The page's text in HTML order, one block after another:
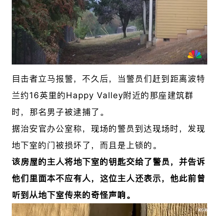
目击者立马报警，不久后，当警员们赶到距离波特
兰约16英里的Happy Valley附近的那座建筑群
时，那名男子被逮捕了。
据治安官办公室称，现场的警员到达现场时，发现
地下室的门被损坏了，而且是上锁的。
该房屋的主人将地下室的钥匙交给了警员，并告诉
他们里面本不应有人，这位主人还表示，他此前曾
听到从地下室传来的奇怪声响。